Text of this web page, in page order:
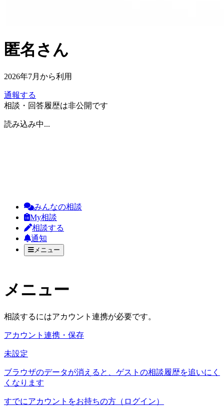
匿名 さん
2026年7月 から利用
通報する
相談・回答履歴は非公開です
読み込み中...
みんなの相談
My相談
相談する
通知
メニュー
メニュー
相談するにはアカウント連携が必要です。
アカウント連携・保存
未設定
ブラウザのデータが消えると、ゲストの相談履歴を追いにく
くなります
すでにアカウントをお持ちの方（ログイン）